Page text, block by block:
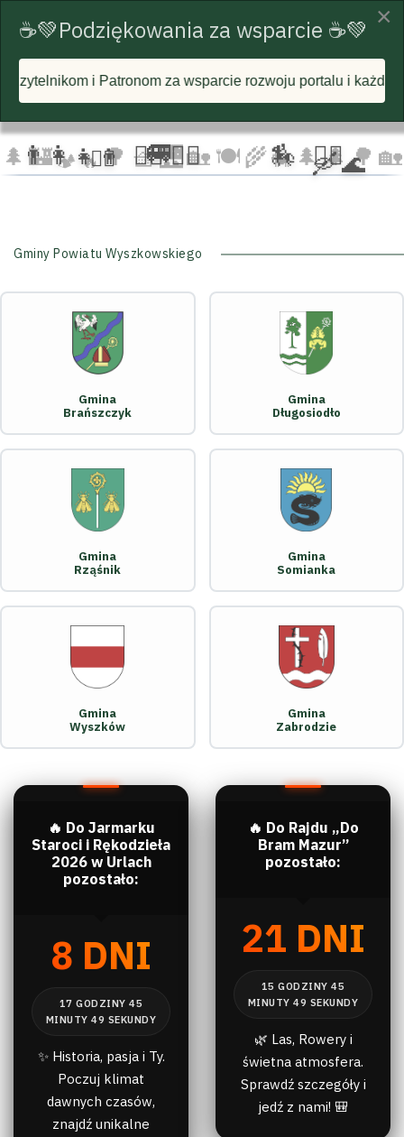
☁️ 🦅
☁️
🦅 🦅 ☁️
🌲 🏰🏕️ 🔥🌳 🧺🌉🏡 🍽️🌾🐄 🌲 🌲🌳 🏡
🚐 🚴‍♂️
🏇 🛶 🌊
🚴‍♀️ 🏃‍♂️ 🏃‍♀️
Gminy Powiatu Wyszkowskiego
Gmina
Brańszczyk
Gmina
Długosiodło
Gmina
Rząśnik
Gmina
Somianka
Gmina
Wyszków
Gmina
Zabrodzie
🔥 Do Jarmarku
Staroci i Rękodzieła
2026 w Urlach
pozostało:
8 DNI
✨ Historia, pasja i Ty.
Poczuj klimat
dawnych czasów,
znajdź unikalne
🔥 Do Rajdu „Do
Bram Mazur”
pozostało:
21 DNI
🌿 Las, Rowery i
świetna atmosfera.
Sprawdź szczegóły i
jedź z nami! 🎒
×
☕💚Podziękowania za wsparcie ☕💚
za wsparcie rozwoju portalu i każdą postawioną